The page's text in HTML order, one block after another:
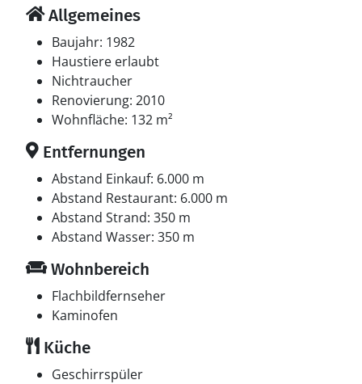
Allgemeines
Baujahr: 1982
Haustiere erlaubt
Nichtraucher
Renovierung: 2010
Wohnfläche: 132 m²
Entfernungen
Abstand Einkauf: 6.000 m
Abstand Restaurant: 6.000 m
Abstand Strand: 350 m
Abstand Wasser: 350 m
Wohnbereich
Flachbildfernseher
Kaminofen
Küche
Geschirrspüler